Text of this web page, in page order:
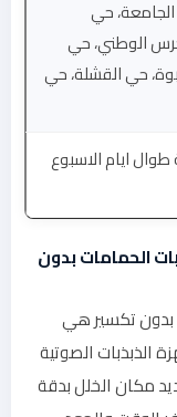
حي
الوطني، حي
حي القشلة، حي
مدار 24 ساعة طوال ايام الاسبوع
الحمامات بدون
تكسير هي
الذبذبات الصوتية
مكان الخلل بدقة